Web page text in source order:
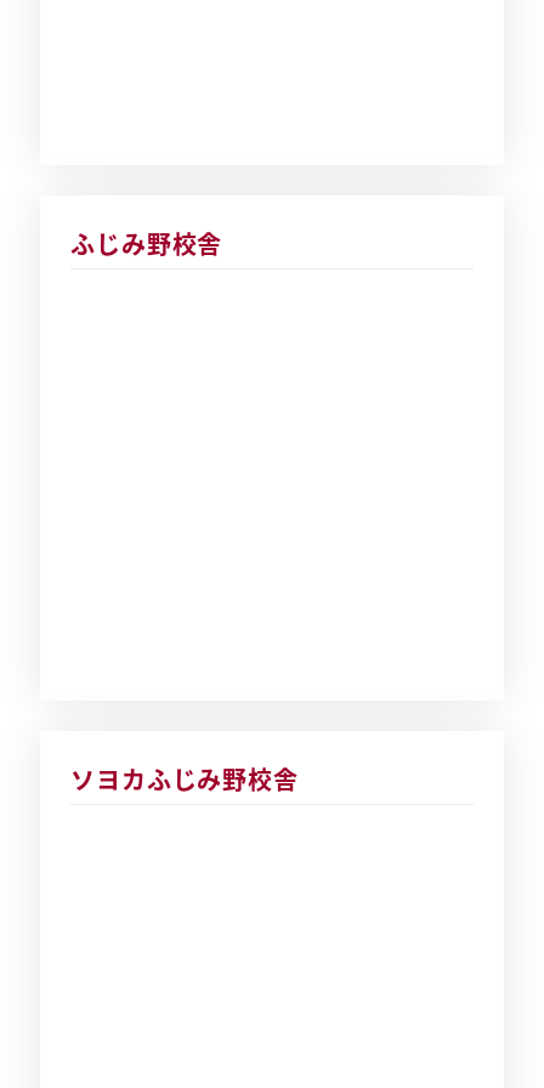
ふじみ野校舎
ソヨカふじみ野校舎